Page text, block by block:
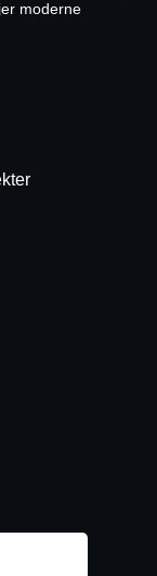
moderne